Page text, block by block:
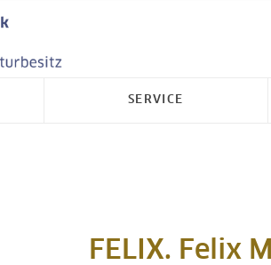
SERVICE
FELIX. Felix